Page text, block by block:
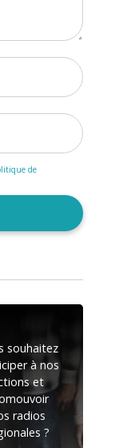
de
souhaitez
à nos
et
radios
?